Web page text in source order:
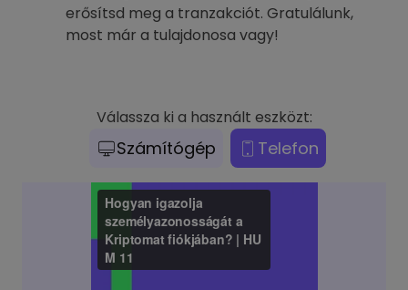
erősítsd meg a tranzakciót. Gratulálunk,
most már a tulajdonosa vagy!
Válassza ki a használt eszközt:
Számítógép Telefon